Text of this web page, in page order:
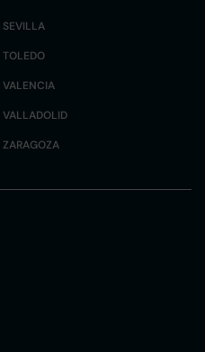
SEVILLA
TOLEDO
VALENCIA
VALLADOLID
ZARAGOZA